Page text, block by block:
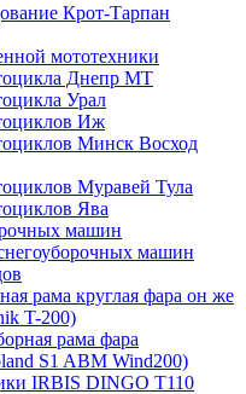
Крот-Тарпан
мототехники
Днепр МТ
Урал
Иж
Минск Восход
Муравей Тула
Ява
машин
машин
рама круглая фара он же
T-200)
рама фара
S1 ABM Wind200)
IRBIS DINGO Т110